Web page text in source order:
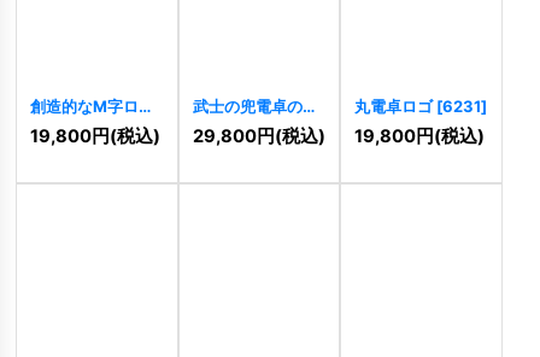
創造的なM字ロゴ
[6242]
19,800円(税込)
武士の兜電卓のロ
ゴ[ 6245]
29,800円(税込)
丸電卓ロゴ [6231]
19,800円(税込)